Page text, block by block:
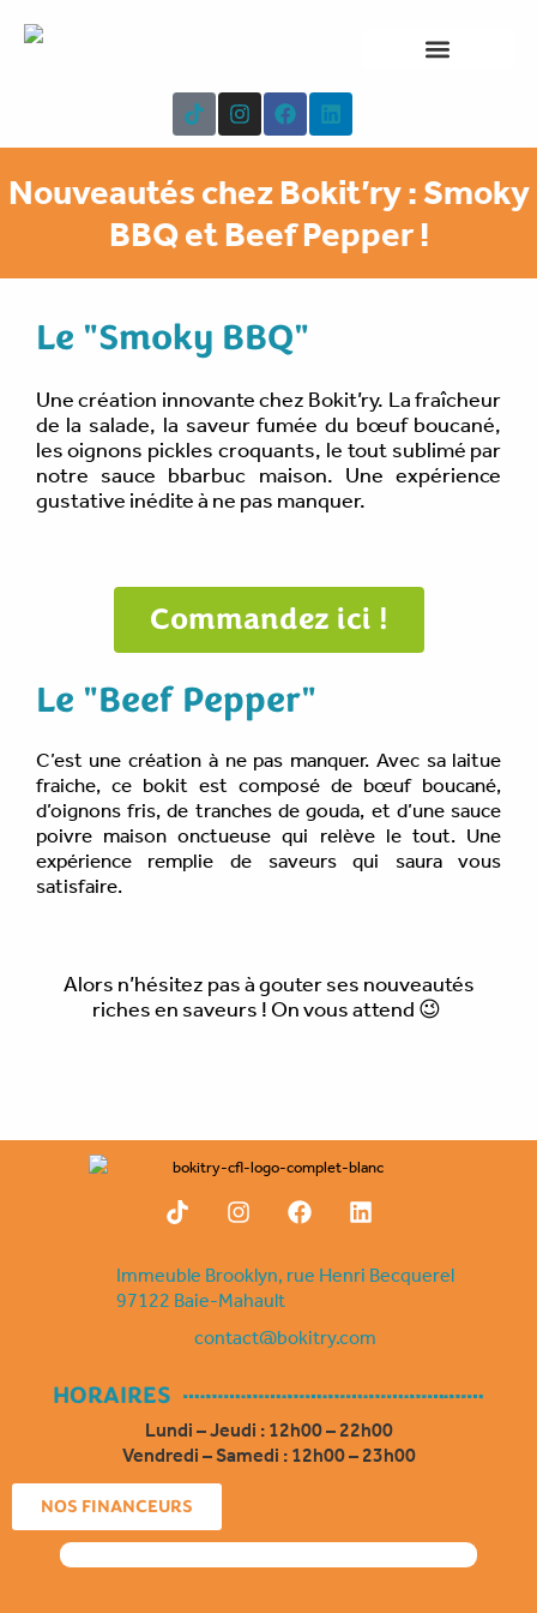
T
i
k
o
k
I
n
s
a
g
r
a
m
F
a
c
b
o
o
k
L
i
n
e
d
i
n
Nouveautés chez Bokit’ry : Smoky
BBQ et Beef Pepper !
Le "Smoky BBQ"
Une création innovante chez Bokit’ry. La fraîcheur
de la salade, la saveur fumée du bœuf boucané,
les oignons pickles croquants, le tout sublimé par
notre sauce bbarbuc maison. Une expérience
gustative inédite à ne pas manquer.
Commandez ici !
Le "Beef Pepper"
C’est une création à ne pas manquer. Avec sa laitue
fraiche, ce bokit est composé de bœuf boucané,
d’oignons fris, de tranches de gouda, et d’une sauce
poivre maison onctueuse qui relève le tout. Une
expérience remplie de saveurs qui saura vous
satisfaire.
Alors n’hésitez pas à gouter ses nouveautés
riches en saveurs ! On vous attend 😉
T
i
t
o
k
I
n
t
a
g
r
m
F
a
e
o
L
i
k
i
Immeuble Brooklyn, rue Henri Becquerel
97122 Baie-Mahault
contact@bokitry.com
HORAIRES
Lundi – Jeudi : 12h00 – 22h00
Vendredi – Samedi : 12h00 – 23h00
NOS FINANCEURS